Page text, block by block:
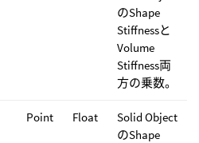
のShape
Stiffnessと
Volume
Stiffness両
方の乗数。
Point Float
Solid Object
のShape